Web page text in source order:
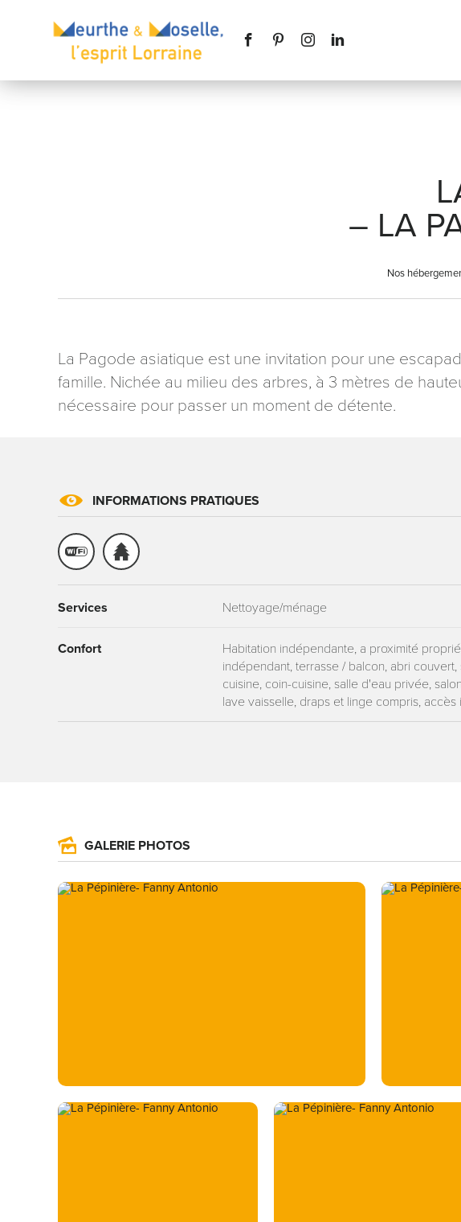
– LA
Nos
La Pagode asiatique est une invitation pour une
famille. Nichée au milieu des arbres, à 3 mètres de
nécessaire pour passer un moment de détente.
INFORMATIONS PRATIQUES
Services Nettoyage/ménage
Confort
Habitation indépendante, a proximité
indépendant, terrasse / balcon, abri
cuisine, coin-cuisine, salle d'eau privée,
lave vaisselle, draps et linge compris,
GALERIE PHOTOS
mention contraire). Vous disposez
concernant, que vous pouvez
reCAPTCHA